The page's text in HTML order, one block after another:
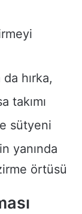
hırka,
takımı
sütyeni
yanında
örtüsü